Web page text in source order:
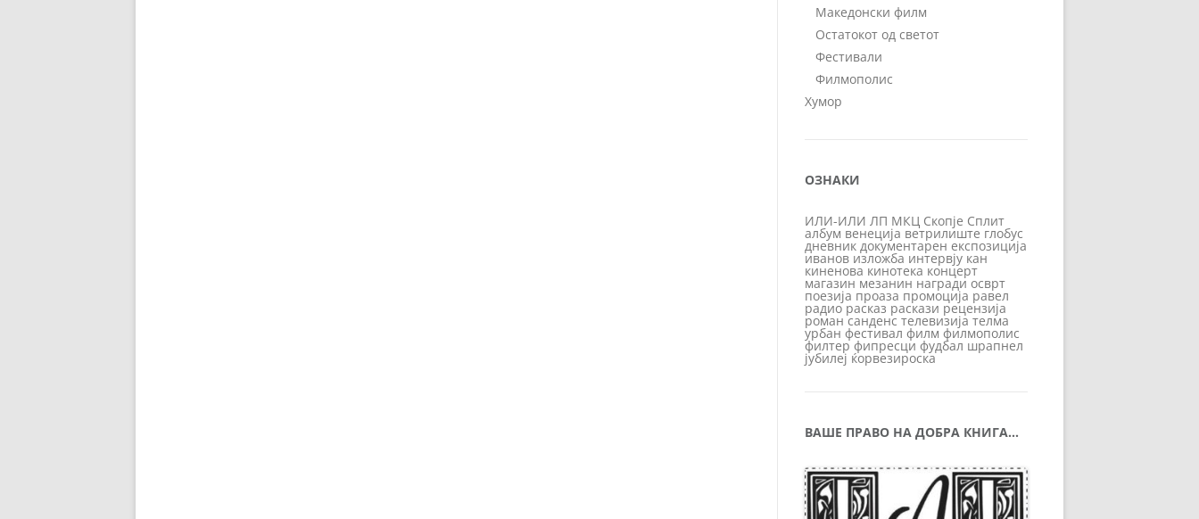
Македонски филм
Остатокот од светот
Фестивали
Филмополис
Хумор
ОЗНАКИ
ИЛИ-ИЛИ ЛП МКЦ Скопје Сплит
албум венеција ветрилиште глобус
дневник документарен експозиција
иванов изложба интервју кан
киненова кинотека концерт
магазин мезанин награди осврт
поезија проаза промоција равел
радио расказ раскази рецензија
роман санденс телевизија телма
урбан фестивал филм филмополис
филтер фипресци фудбал шрапнел
јубилеј ќорвезироска
ВАШЕ ПРАВО НА ДОБРА КНИГА…